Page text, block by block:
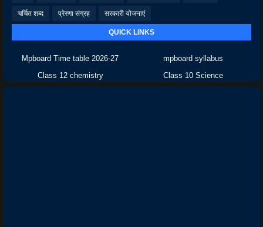
चर्चित शब्द प्रेरणा संग्रह सरकारी योजनाएं
QUICK LINKS
Mpboard Time table 2026-27
mpboard syllabus
Class 12 chemistry
Class 10 Science